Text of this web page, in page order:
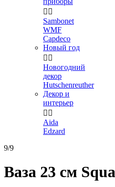
 
Sambonet
WMF
Capdeco
Новый год
 
Новогодний
декор
Hutschenreuther
Декор и
интерьер
 
Aida
Edzard
9/9
Ваза 23 см